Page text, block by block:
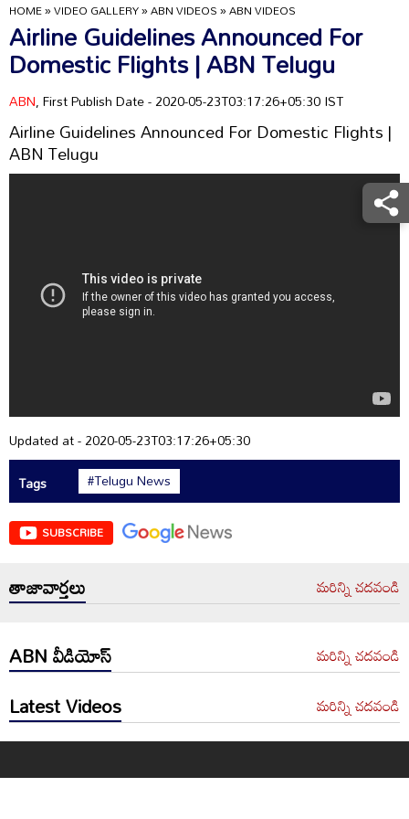
HOME»VIDEO GALLERY»ABN VIDEOS»ABN VIDEOS
Airline Guidelines Announced For
Domestic Flights | ABN Telugu
ABN, First Publish Date - 2020-05-23T03:17:26+05:30 IST
Airline Guidelines Announced For Domestic Flights |
ABN Telugu
Updated at - 2020-05-23T03:17:26+05:30
Tags
#Telugu News
SUBSCRIBE
తాజావార్తలు మరిన్ని చదవండి
ABN వీడియోస్ మరిన్ని చదవండి
Latest Videos మరిన్ని చదవండి